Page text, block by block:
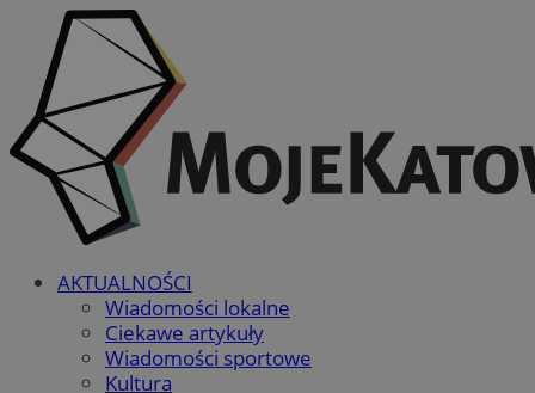
AKTUALNOŚCI
Wiadomości lokalne
Ciekawe artykuły
Wiadomości sportowe
Kultura